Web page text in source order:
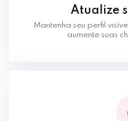
Atualize
Mantenha seu perfil
aumente suas